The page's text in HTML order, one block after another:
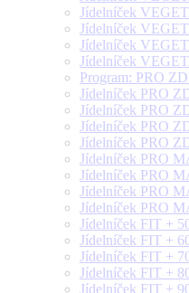
Jídelníček
Jídelníček
Jídelníček
Jídelníček
Program: PRO
Jídelníček PRO
Jídelníček PRO
Jídelníček PRO
Jídelníček PRO
Jídelníček PRO
Jídelníček PRO
Jídelníček PRO
Jídelníček PRO
Jídelníček FIT +
Jídelníček FIT +
Jídelníček FIT +
Jídelníček FIT +
Jídelníček FIT +